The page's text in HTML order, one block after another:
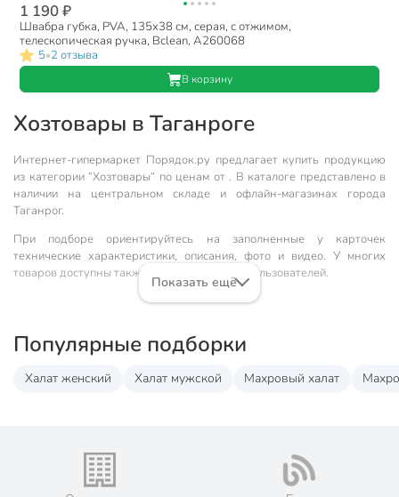
1 190 ₽
Швабра губка, PVA, 135х38 см, серая, с отжимом,
телескопическая ручка, Bclean, A260068
5•2 отзыва
В корзину
Хозтовары в Таганроге
Интернет-гипермаркет Порядок.ру предлагает купить продукцию
из категории “Хозтовары“ по ценам от . В каталоге представлено в
наличии на центральном складе и офлайн-магазинах города
Таганрог.
При подборе ориентируйтесь на заполненные у карточек
технические характеристики, описания, фото и видео. У многих
товаров доступны также рейтинг и отзывы пользователей.
🎁 Бонусная система. Максимальный кэшбэк до , 1 бонусный
балл = 1 рубль.
📦 Быстрая доставка. Самовывоз от 60 минут, доставка - от 1-
Мы предлагаем бесплатную курьерскую доставку для товара
«хозтовары» при заказе от 3000 рублей в такие города, как:
Показать ещё
Популярные подборки
Халат женский Халат мужской Махровый халат